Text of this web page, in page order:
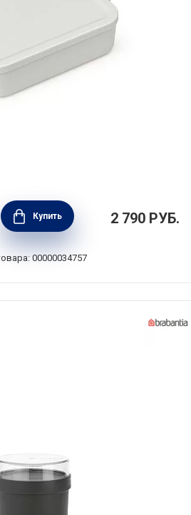
Take средний 20х13,5 см,
Brabantia, 202568
Купить 2 790 РУБ.
00000034757